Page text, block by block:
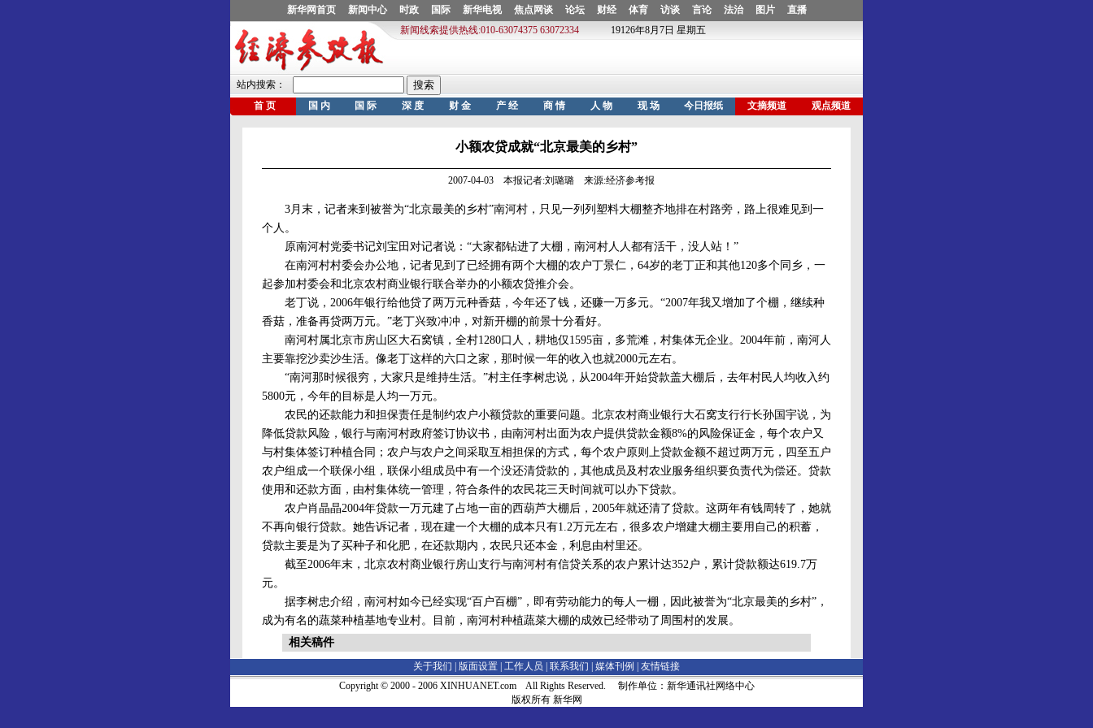
小额农贷成就“北京最美的乡村”
2007-04-03 本报记者:刘璐璐 来源:经济参考报
3月末，记者来到被誉为“北京最美的乡村”南河村，只见一列列塑料大棚整齐地排在村路旁，路上很难见到一
个人。
原南河村党委书记刘宝田对记者说：“大家都钻进了大棚，南河村人人都有活干，没人站！”
在南河村村委会办公地，记者见到了已经拥有两个大棚的农户丁景仁，64岁的老丁正和其他120多个同乡，一
起参加村委会和北京农村商业银行联合举办的小额农贷推介会。
老丁说，2006年银行给他贷了两万元种香菇，今年还了钱，还赚一万多元。“2007年我又增加了个棚，继续种
香菇，准备再贷两万元。”老丁兴致冲冲，对新开棚的前景十分看好。
南河村属北京市房山区大石窝镇，全村1280口人，耕地仅1595亩，多荒滩，村集体无企业。2004年前，南河人
主要靠挖沙卖沙生活。像老丁这样的六口之家，那时候一年的收入也就2000元左右。
“南河那时候很穷，大家只是维持生活。”村主任李树忠说，从2004年开始贷款盖大棚后，去年村民人均收入约
5800元，今年的目标是人均一万元。
农民的还款能力和担保责任是制约农户小额贷款的重要问题。北京农村商业银行大石窝支行行长孙国宇说，为
降低贷款风险，银行与南河村政府签订协议书，由南河村出面为农户提供贷款金额8%的风险保证金，每个农户又
与村集体签订种植合同；农户与农户之间采取互相担保的方式，每个农户原则上贷款金额不超过两万元，四至五户
农户组成一个联保小组，联保小组成员中有一个没还清贷款的，其他成员及村农业服务组织要负责代为偿还。贷款
使用和还款方面，由村集体统一管理，符合条件的农民花三天时间就可以办下贷款。
农户肖晶晶2004年贷款一万元建了占地一亩的西葫芦大棚后，2005年就还清了贷款。这两年有钱周转了，她就
不再向银行贷款。她告诉记者，现在建一个大棚的成本只有1.2万元左右，很多农户增建大棚主要用自己的积蓄，
贷款主要是为了买种子和化肥，在还款期内，农民只还本金，利息由村里还。
截至2006年末，北京农村商业银行房山支行与南河村有信贷关系的农户累计达352户，累计贷款额达619.7万
元。
据李树忠介绍，南河村如今已经实现“百户百棚”，即有劳动能力的每人一棚，因此被誉为“北京最美的乡村”，
成为有名的蔬菜种植基地专业村。目前，南河村种植蔬菜大棚的成效已经带动了周围村的发展。
相关稿件
关于我们 | 版面设置 工作人员 联系我们 媒体刊例
友情链接
Copyright © 2000 - 2006 XINHUANET.com All Rights Reserved. 制作单位：新华通讯社网络中心
版权所有 新华网